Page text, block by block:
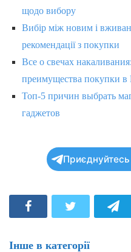
щодо вибору
Вибір між новим і
рекомендації з покупки
Все о свечах
преимущества покупки в
Топ-5 причин выбрать
гаджетов
Інше в категорії